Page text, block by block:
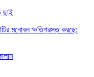
ছাই
মনোবল ক্ষতিগ্রস্ত করছে: